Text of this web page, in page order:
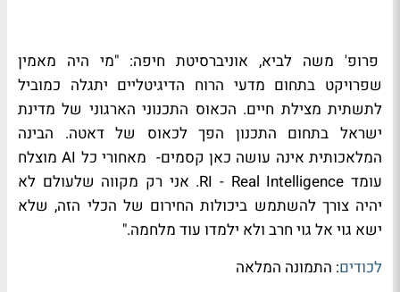
פרופ' משה לביא, אוניברסיטת חיפה: "מי היה מאמין
שפרויקט בתחום מדעי הרוח הדיגיטליים יתגלה כמוביל
לתשתית מצילת חיים. הכאוס התכנוני הארגוני של מדינת
ישראל בתחום התכנון הפך לכאוס של דאטה. הבינה
המלאכותית אינה עושה כאן קסמים- מאחורי כל AI מוצלח
עומד RI - Real Intelligence. אני רק מקווה שלעולם לא
יהיה צורך להשתמש ביכולות החירום של הכלי הזה, שלא
ישא גוי אל גוי חרב ולא ילמדו עוד מלחמה."
לכודים: התמונה המלאה